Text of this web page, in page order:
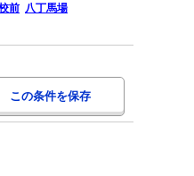
前 八丁馬場
この条件を保存